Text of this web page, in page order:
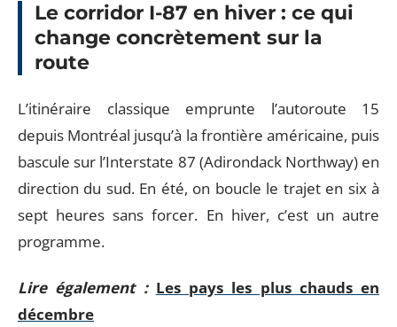
Le corridor I-87 en hiver : ce qui
change concrètement sur la
route
L’itinéraire classique emprunte l’autoroute 15
depuis Montréal jusqu’à la frontière américaine, puis
bascule sur l’Interstate 87 (Adirondack Northway) en
direction du sud. En été, on boucle le trajet en six à
sept heures sans forcer. En hiver, c’est un autre
programme.
Lire également : Les pays les plus chauds en
décembre